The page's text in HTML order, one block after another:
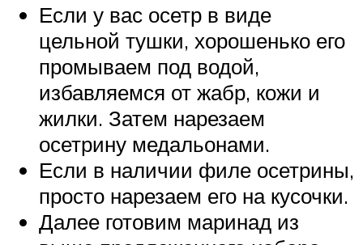
Если у вас осетр в виде
цельной тушки, хорошенько его
промываем под водой,
избавляемся от жабр, кожи и
жилки. Затем нарезаем
осетрину медальонами.
Если в наличии филе осетрины,
просто нарезаем его на кусочки.
Далее готовим маринад из